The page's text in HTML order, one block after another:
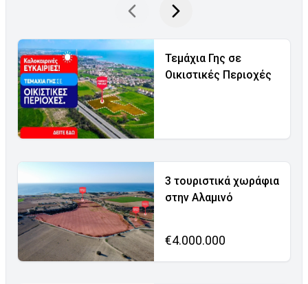
Τεμάχια Γης σε
Οικιστικές Περιοχές
3 τουριστικά χωράφια
στην Αλαμινό
€4.000.000